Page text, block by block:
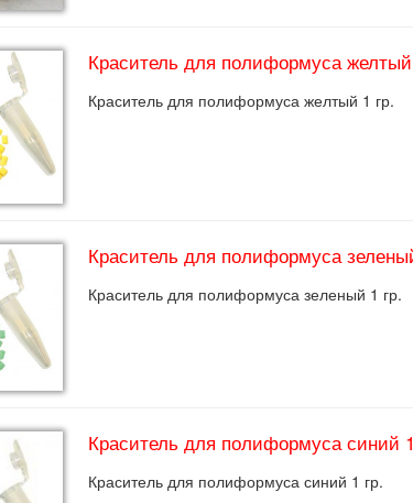
Краситель для полиформуса желтый
Краситель для полиформуса желтый 1 гр.
Краситель для полиформуса
Краситель для полиформуса зеленый 1 гр.
Краситель для полиформуса синий
Краситель для полиформуса синий 1 гр.